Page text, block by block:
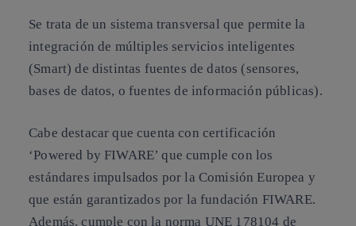
Se trata de un sistema transversal que permite la
integración de múltiples servicios inteligentes
(Smart) de distintas fuentes de datos (sensores,
bases de datos, o fuentes de información públicas).
Cabe destacar que cuenta con certificación
‘Powered by FIWARE’ que cumple con los
estándares impulsados por la Comisión Europea y
que están garantizados por la fundación FIWARE.
Además, cumple con la norma UNE 178104 de